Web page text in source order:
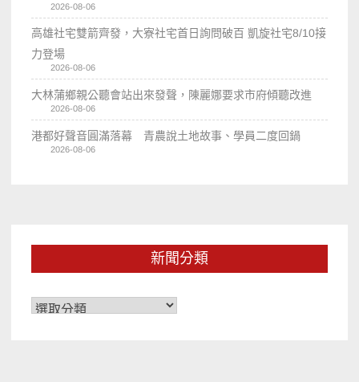
2026-08-06
高雄社宅雙箭齊發，大寮社宅首日詢問破百 凱旋社宅8/10接
力登場
2026-08-06
大林蒲鄉親公聽會站出來發聲，陳麗娜要求市府傾聽改進
2026-08-06
港都好聲音圓滿落幕 青農說土地故事、學員二度回鍋
2026-08-06
新聞分類
新